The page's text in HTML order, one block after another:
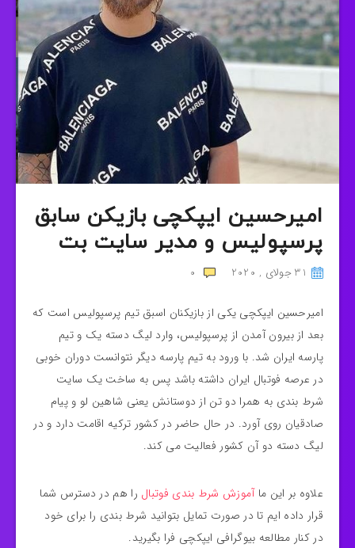
امیرحسین ایپکچی بازیکن سابق
پرسپولیس و مدیر سایت بت
31 جولای , 2020 0
امیرحسین ایپکچی یکی از بازیکنان اسبق تیم پرسپولیس است که
بعد از بیرون آمدن از پرسپولیس، وارد لیگ دسته یک و تیم
پارسه ایران شد. با ورود به تیم پارسه دیگر نتوانست دوران خوبی
در عرصه فوتبال ایران داشته باشد پس به ساخت یک سایت
شرط بندی به همرا دو تن از دوستانش یعنی شاهین لو و پیام
صادقیان روی آورد. در حال حاضر در کشور ترکیه اقامت دارد و در
لیگ دسته دو آن کشور فعالیت می کند.
علاوه بر این ماآموزش شرط بندی فوتبال را هم در دسترس شما
قرار داده ایم تا در صورت تمایل بتوانید شرط بندی را برای خود
در کنار مطالعه بیوگرافی ایپکچی فرا بگیرید.